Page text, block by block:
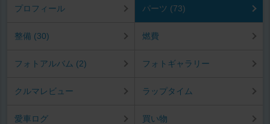
プロフィール パーツ (73)
整備 (30) 燃費
フォトアルバム (2) フォトギャラリー
クルマレビュー ラップタイム
愛車ログ 買い物